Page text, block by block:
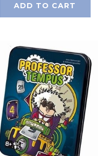
ADD TO CART